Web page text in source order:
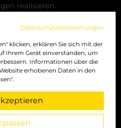
realisieren.
da, wenn Sie
Aufgabe
Arbeitgeber
Mitarbeiter-Bewertungen
Datenschutzbestimmungen
klicken, erklären Sie sich mit der
Ihrem Gerät einverstanden, um
Informationen über die
erhobenen Daten in den